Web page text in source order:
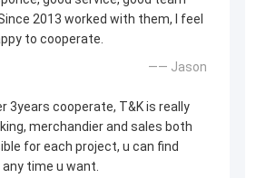
2013 worked with them, I feel
to cooperate.
—— Jason
3years cooperate, T&K is really
merchandier and sales both
for each project, u can find
time u want.